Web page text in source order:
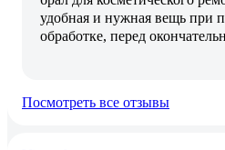
удобная и нужная вещь при
обработке, перед
Посмотреть все отзывы